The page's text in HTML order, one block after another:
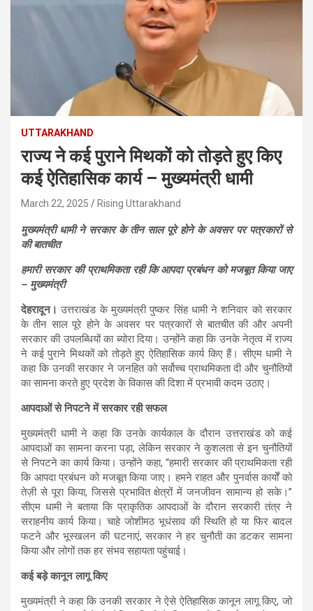
UTTARAKHAND
राज्य ने कई पुराने मिथकों को तोड़ते हुए किए
कई ऐतिहासिक कार्य – मुख्यमंत्री धामी
March 22, 2025 Rising Uttarakhand
मुख्यमंत्री धामी ने सरकार के तीन साल पूरे होने के अवसर पर पत्रकारों से
की बातचीत
हमारी सरकार की प्राथमिकता रही कि आपदा प्रबंधन को मजबूत किया जाए
– मुख्यमंत्री
देहरादून। उत्तराखंड के मुख्यमंत्री पुष्कर सिंह धामी ने शनिवार को सरकार
के तीन साल पूरे होने के अवसर पर पत्रकारों से बातचीत की और अपनी
सरकार की उपलब्धियों का ब्योरा दिया। उन्होंने कहा कि उनके नेतृत्व में राज्य
ने कई पुराने मिथकों को तोड़ते हुए ऐतिहासिक कार्य किए हैं। सीएम धामी ने
कहा कि उनकी सरकार ने जनहित को सर्वोच्च प्राथमिकता दी और चुनौतियों
का सामना करते हुए प्रदेश के विकास की दिशा में प्रभावी कदम उठाए।
आपदाओं से निपटने में सरकार रही सफल
मुख्यमंत्री धामी ने कहा कि उनके कार्यकाल के दौरान उत्तराखंड को कई
आपदाओं का सामना करना पड़ा, लेकिन सरकार ने कुशलता से इन चुनौतियों
से निपटने का कार्य किया। उन्होंने कहा, “हमारी सरकार की प्राथमिकता रही
कि आपदा प्रबंधन को मजबूत किया जाए। हमने राहत और पुनर्वास कार्यों को
तेज़ी से पूरा किया, जिससे प्रभावित क्षेत्रों में जनजीवन सामान्य हो सके।”
सीएम धामी ने बताया कि प्राकृतिक आपदाओं के दौरान सरकारी तंत्र ने
सराहनीय कार्य किया। चाहे जोशीमठ भूधंसाव की स्थिति हो या फिर बादल
फटने और भूस्खलन की घटनाएं, सरकार ने हर चुनौती का डटकर सामना
किया और लोगों तक हर संभव सहायता पहुंचाई।
कई बड़े कानून लागू किए
मुख्यमंत्री ने कहा कि उनकी सरकार ने ऐसे ऐतिहासिक कानून लागू किए, जो